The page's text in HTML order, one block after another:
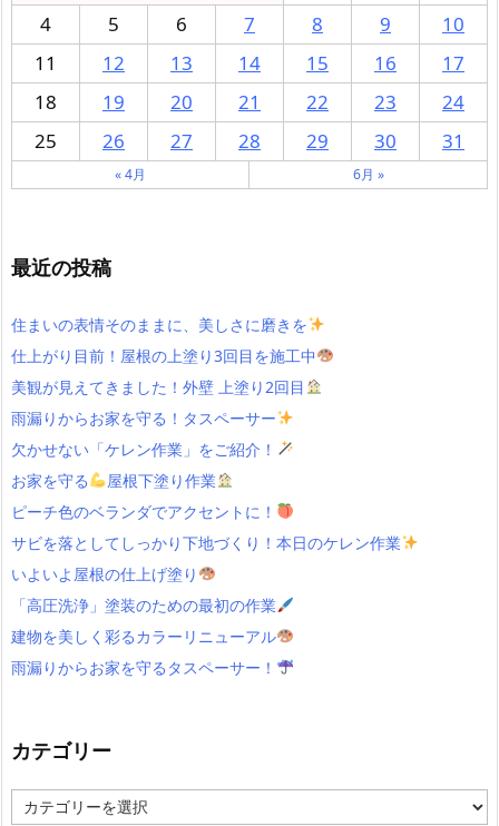
4
5 6 7 8 9
10
11
12 13 14 15 16
17
18
19 20 21 22 23
24
25
26 27 28 29 30 31
« 4月 6月 »
最近の投稿
住まいの表情そのままに、美しさに磨きを
仕上がり目前！屋根の上塗り3回目を施工中
美観が見えてきました！外壁 上塗り2回目
雨漏りからお家を守る！タスペーサー
欠かせない「ケレン作業」をご紹介！
お家を守る
屋根下塗り作業
ピーチ色のベランダでアクセントに！
サビを落としてしっかり下地づくり！本日のケレン作業
いよいよ屋根の仕上げ塗り
「高圧洗浄」塗装のための最初の作業
建物を美しく彩るカラーリニューアル
雨漏りからお家を守るタスペーサー！
カテゴリー
テ